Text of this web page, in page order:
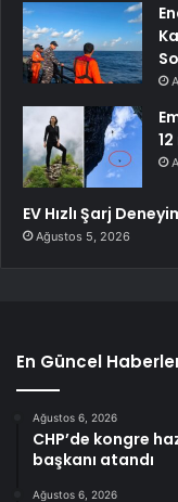
EV Hızlı Şarj
Ağustos 5, 2026
En Güncel
Ağustos 6, 2026
CHP’de kongre
başkanı atandı
Ağustos 6, 2026